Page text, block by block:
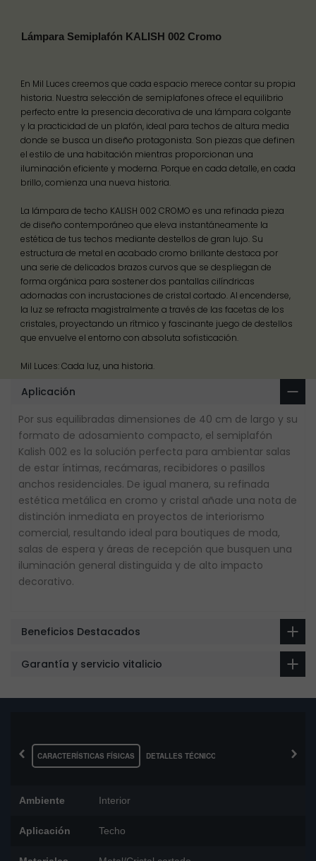
Lámpara Semiplafón KALISH 002 Cromo
En Mil Luces creemos que cada espacio merece contar su propia
historia. Nuestra selección de semiplafones ofrece el equilibrio
perfecto entre la presencia decorativa de una lámpara colgante
y la practicidad de un plafón, ideal para techos de altura media
donde se busca un diseño protagonista. Son piezas que definen
el estilo de una habitación mientras proporcionan una
iluminación eficiente y moderna. Porque en cada detalle, en cada
brillo, comienza una nueva historia.
La lámpara de techo KALISH 002 CROMO es una refinada pieza
de diseño contemporáneo que eleva instantáneamente la
estética de tus techos mediante destellos de gran lujo. Su
estructura de metal en acabado cromo brillante destaca por
una serie de delicados brazos curvos que se despliegan de
forma orgánica para sostener dos pantallas cilíndricas
adornadas con incrustaciones de cristal cortado. Al encenderse,
la luz se refracta magistralmente a través de las facetas de los
cristales, proyectando un rítmico y fascinante juego de destellos
que envuelve el entorno con absoluta sofisticación.
Mil Luces: Cada luz, una historia.
Aplicación
Por sus equilibradas dimensiones de 40 cm de largo y su
formato de adosamiento compacto, el semiplafón
Kalish 002 es la solución perfecta para ambientar salas
de estar íntimas, recámaras, recibidores o pasillos
anchos residenciales. De igual manera, su refinada
estética metálica en cromo y cristal añade una nota de
distinción inmediata en proyectos de interiorismo
comercial, resultando ideal para boutiques de moda,
salas de espera y áreas de recepción que busquen una
iluminación general distinguida y de alto impacto
decorativo.
Beneficios Destacados
Garantía y servicio vitalicio
‹ CARACTERÍSTICAS FÍSICAS DETALLES TÉCNICOS ›
Ambiente Interior
Aplicación Techo